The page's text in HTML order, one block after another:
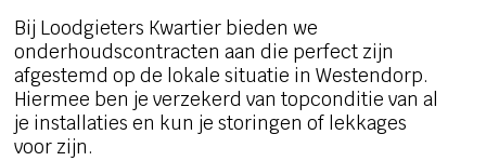
Bij Loodgieters Kwartier bieden we
onderhoudscontracten aan die perfect zijn
afgestemd op de lokale situatie in Westendorp.
Hiermee ben je verzekerd van topconditie van al
je installaties en kun je storingen of lekkages
voor zijn.